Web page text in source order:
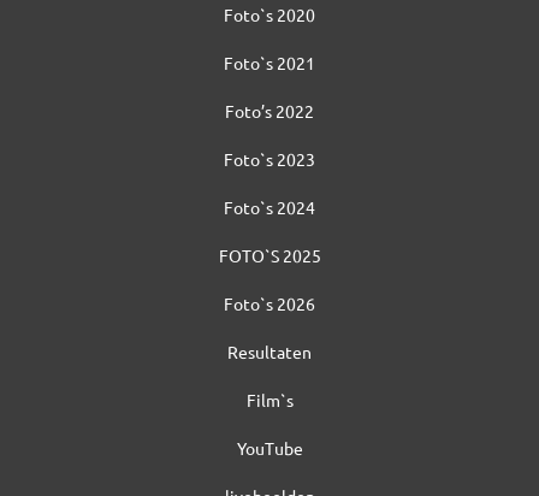
Foto`s 2020
Foto`s 2021
Foto’s 2022
Foto`s 2023
Foto`s 2024
FOTO`S 2025
Foto`s 2026
Resultaten
Film`s
YouTube